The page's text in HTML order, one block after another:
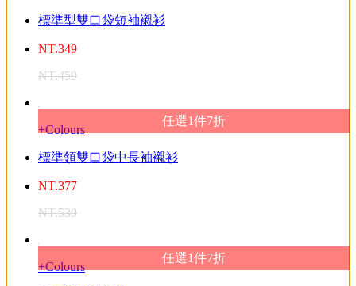
標準型雙口袋短袖襯衫
NT.349
NT.459
+Colours
任選1件7折
標準領雙口袋中長袖襯衫
NT.377
NT.539
+Colours
任選1件7折